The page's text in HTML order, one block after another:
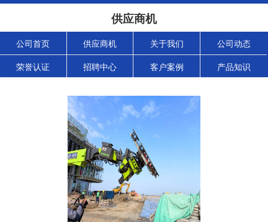
供应商机
公司首页 供应商机 关于我们 公司动态
荣誉认证 招聘中心 客户案例 产品知识